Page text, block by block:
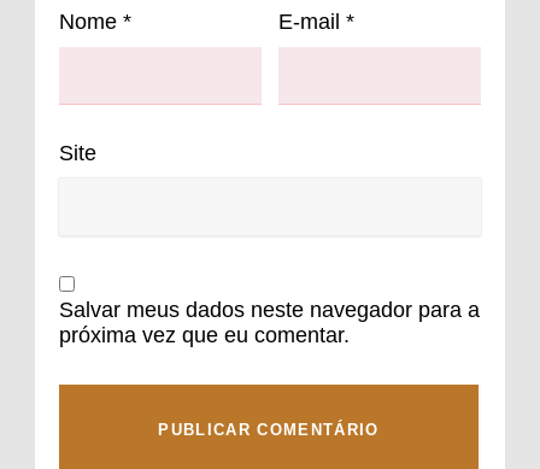
Nome * E-mail *
Site
Salvar meus dados neste navegador para a
próxima vez que eu comentar.